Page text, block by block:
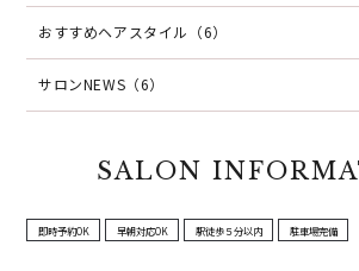
おすすめヘアスタイル（6）
サロンNEWS（6）
SALON
即時予約OK 早朝対応OK 駅徒歩５分以内 駐車場完備